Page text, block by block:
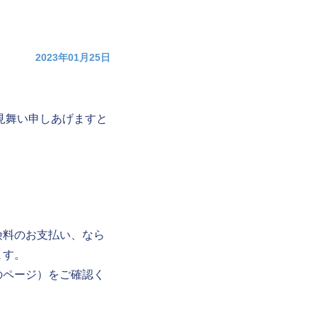
2023年01月25日
い申しあげますと
のお支払い、なら
。
ージ）をご確認く